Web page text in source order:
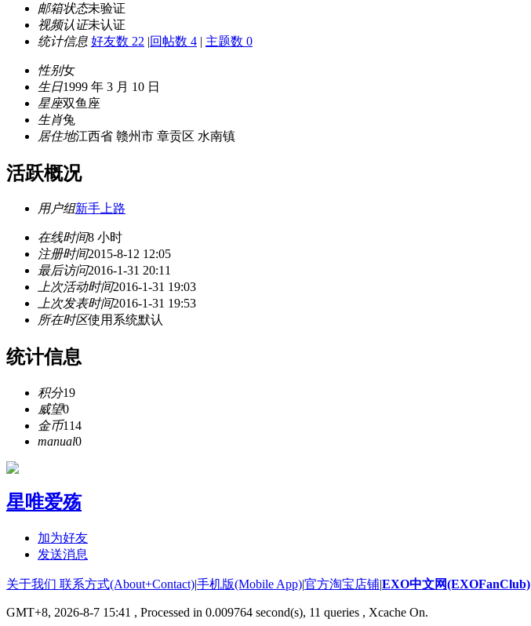
邮箱状态未验证
视频认证未认证
统计信息 好友数 22 |回帖数 4 | 主题数 0
性别女
生日1999 年 3 月 10 日
星座双鱼座
生肖兔
居住地江西省 赣州市 章贡区 水南镇
活跃概况
用户组新手上路
在线时间8 小时
注册时间2015-8-12 12:05
最后访问2016-1-31 20:11
上次活动时间2016-1-31 19:03
上次发表时间2016-1-31 19:53
所在时区使用系统默认
统计信息
积分19
威望0
金币114
manual0
星唯爱殇
加为好友
发送消息
关于我们 联系方式(About+Contact)|手机版(Mobile App)|官方淘宝店铺|EXO中文网(EXOFanClub)
GMT+8, 2026-8-7 15:41 , Processed in 0.009764 second(s), 11 queries , Xcache On.